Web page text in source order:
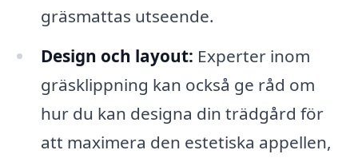
gräsmattas utseende.
Design och layout: Experter inom
gräsklippning kan också ge råd om
hur du kan designa din trädgård för
att maximera den estetiska appellen,